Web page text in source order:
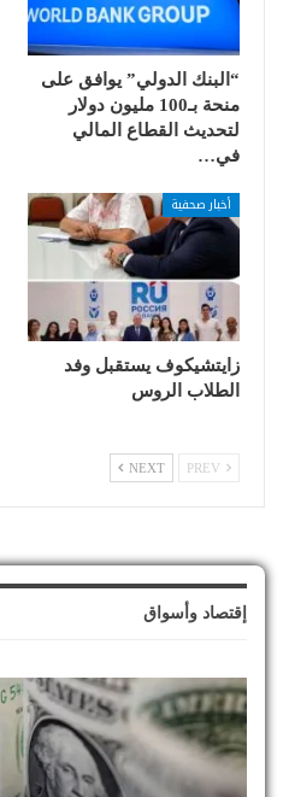
“البنك الدولي” يوافق على
منحة بـ100 مليون دولار
لتحديث القطاع المالي
في…
أخبار صحفية
زايتشيكوف يستقبل وفد
الطلاب الروس
NEXT
إقتصاد وأسواق